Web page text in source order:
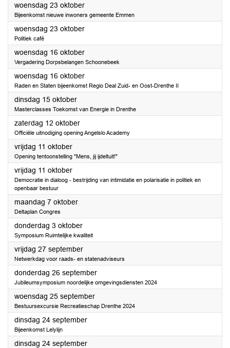
woensdag 23 oktober2024
Bijeenkomst nieuwe inwoners gemeente Emmen
woensdag 23 oktober2024
Politiek café
woensdag 16 oktober2024
Vergadering Dorpsbelangen Schoonebeek
woensdag 16 oktober2024
Raden en Staten bijeenkomst Regio Deal Zuid- en Oost-Drenthe II
dinsdag 15 oktober2024
Masterclasses Toekomst van Energie in Drenthe
zaterdag 12 oktober2024
Officiële uitnodiging opening Angelslo Academy
vrijdag 11 oktober2024
Opening tentoonstelling "Mens, jij ijdeltuit!"
vrijdag 11 oktober2024
Democratie in dialoog - bestrijding van intimidatie en polarisatie in politiek en
openbaar bestuur
maandag 7 oktober2024
Deltaplan Congres
donderdag 3 oktober2024
Symposium Ruimtelijke kwaliteit
vrijdag 27 september2024
Netwerkdag voor raads- en statenadviseurs
donderdag 26 september2024
Jubileumsymposium noordelijke omgevingsdiensten 2024
woensdag 25 september2024
Bestuursexcursie Recreatieschap Drenthe 2024
dinsdag 24 september2024
Bijeenkomst Lelylijn
dinsdag 24 september2024